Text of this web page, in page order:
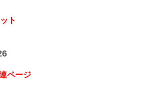
ト
ページ